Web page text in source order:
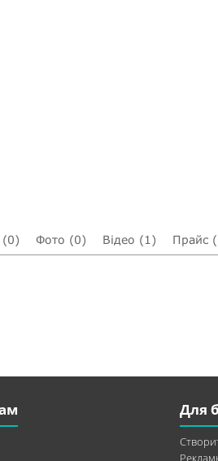
(0) Фото (0) Відео (1) Прайс
Для